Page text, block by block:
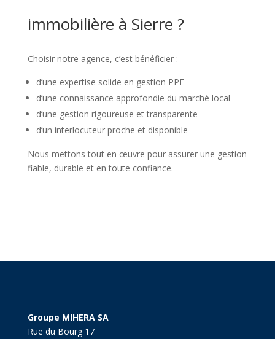
immobilière à Sierre ?
Choisir notre agence, c’est bénéficier :
d’une expertise solide en gestion PPE
d’une connaissance approfondie du marché local
d’une gestion rigoureuse et transparente
d’un interlocuteur proche et disponible
Nous mettons tout en œuvre pour assurer une gestion
fiable, durable et en toute confiance.
Groupe MIHERA SA
Rue du Bourg 17